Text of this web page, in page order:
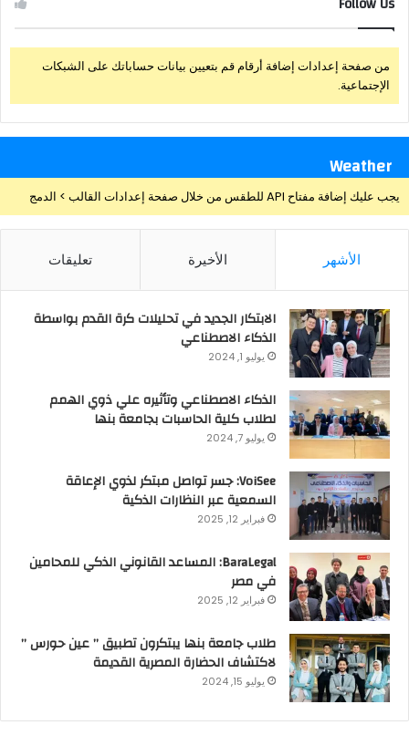
من صفحة إعدادات إضافة أرقام قم بتعيين بيانات حساباتك على الشبكات
الإجتماعية.
Weather
يجب عليك إضافة مفتاح API للطقس من خلال صفحة إعدادات القالب > الدمج
الأشهر الأخيرة تعليقات
الابتكار الجديد في تحليلات كرة القدم بواسطة
الذكاء الاصطناعي
يوليو 1, 2024
الذكاء الاصطناعي وتأثيره علي ذوي الهمم
لطلاب كلية الحاسبات بجامعة بنها
يوليو 7, 2024
VoiSee: جسر تواصل مبتكر لذوي الإعاقة
السمعية عبر النظارات الذكية
فبراير 12, 2025
BaraLegal: المساعد القانوني الذكي للمحامين
في مصر
فبراير 12, 2025
طلاب جامعة بنها يبتكرون تطبيق ” عين حورس ”
لاكتشاف الحضارة المصرية القديمة
يوليو 15, 2024